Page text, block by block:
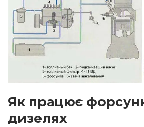
Як працює
дизелях